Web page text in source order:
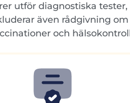
utför diagnostiska
även rådgivning
och